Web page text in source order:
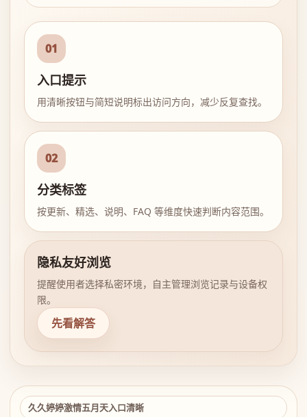
01
入口提示
用清晰按钮与简短说明标出访问方向，减少反复查找。
02
分类标签
按更新、精选、说明、FAQ 等维度快速判断内容范围。
隐私友好浏览
提醒使用者选择私密环境，自主管理浏览记录与设备权
限。
先看解答
久久婷婷激情五月天入口清晰